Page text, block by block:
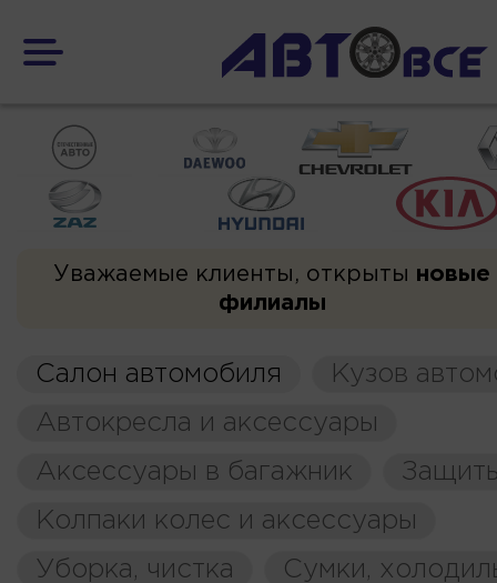
Уважаемые клиенты, открыты новые
филиалы
Салон автомобиля
Кузов
Автокресла и аксессуары
Аксессуары в багажник
Колпаки колес и аксессуары
Уборка, чистка
Сумки,